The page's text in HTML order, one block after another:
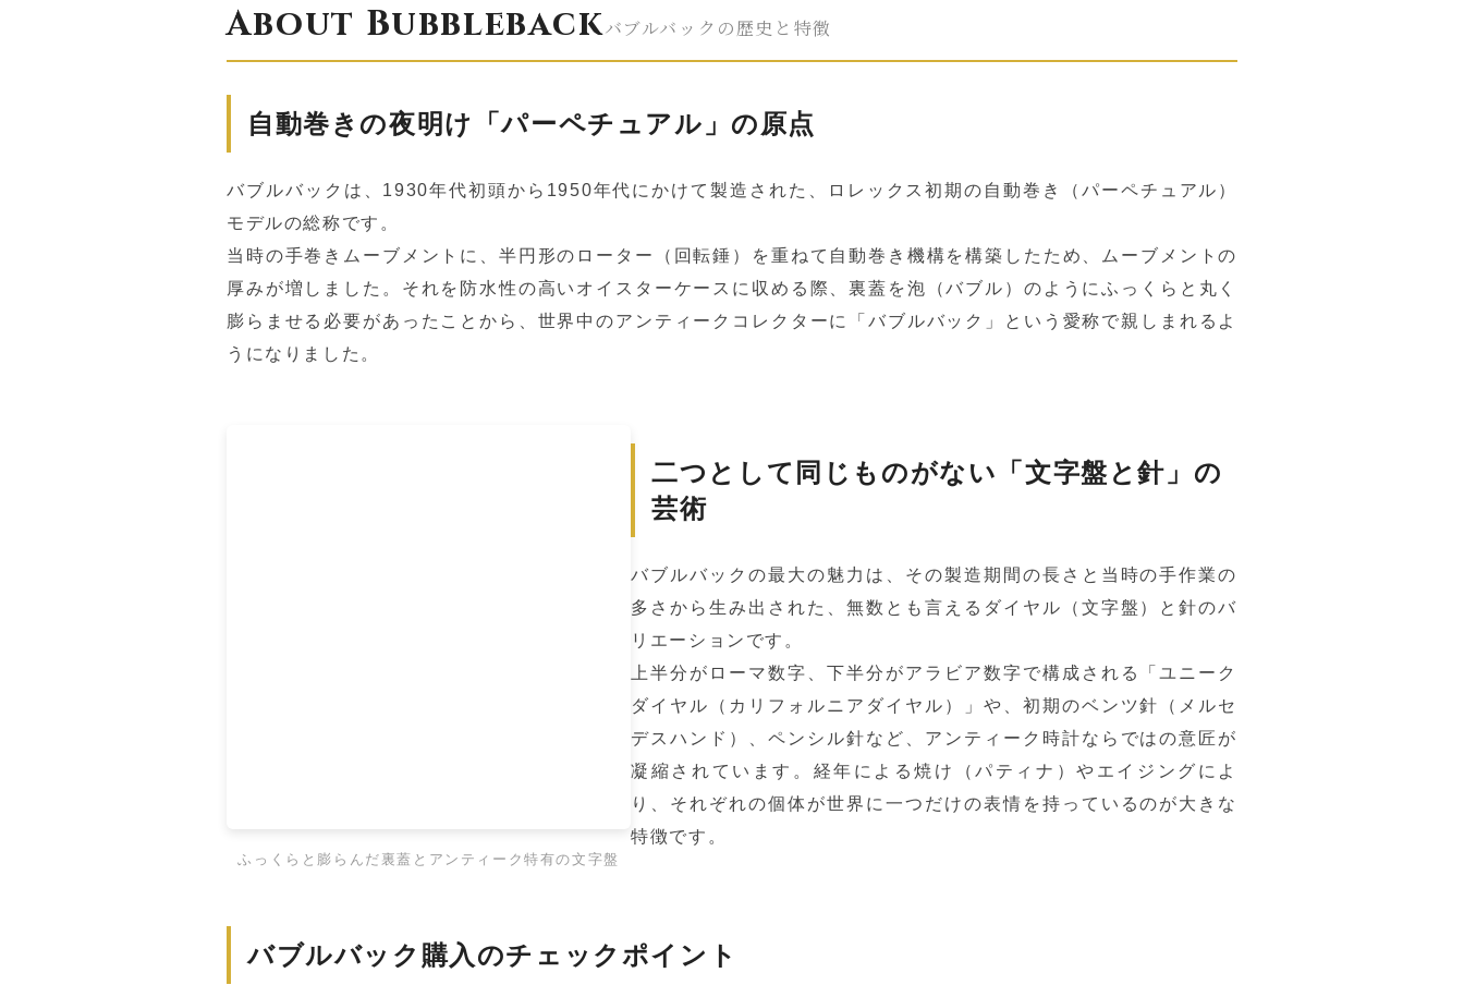
About Bubblebackバブルバックの歴史と特徴
自動巻きの夜明け「パーペチュアル」の原点
バブルバックは、1930年代初頭から1950年代にかけて製造された、ロレックス初期の自動巻き（パーペチュアル）
モデルの総称です。
当時の手巻きムーブメントに、半円形のローター（回転錘）を重ねて自動巻き機構を構築したため、ムーブメントの
厚みが増しました。それを防水性の高いオイスターケースに収める際、裏蓋を泡（バブル）のようにふっくらと丸く
膨らませる必要があったことから、世界中のアンティークコレクターに「バブルバック」という愛称で親しまれるよ
うになりました。
ふっくらと膨らんだ裏蓋とアンティーク特有の文字盤
二つとして同じものがない「文字盤と針」の
芸術
バブルバックの最大の魅力は、その製造期間の長さと当時の手作業の
多さから生み出された、無数とも言えるダイヤル（文字盤）と針のバ
リエーションです。
上半分がローマ数字、下半分がアラビア数字で構成される「ユニーク
ダイヤル（カリフォルニアダイヤル）」や、初期のベンツ針（メルセ
デスハンド）、ペンシル針など、アンティーク時計ならではの意匠が
凝縮されています。経年による焼け（パティナ）やエイジングによ
り、それぞれの個体が世界に一つだけの表情を持っているのが大きな
特徴です。
バブルバック購入のチェックポイント